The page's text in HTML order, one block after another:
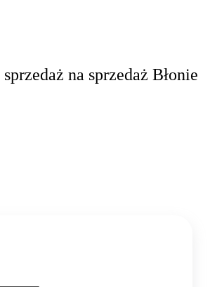
na sprzedaż Błonie